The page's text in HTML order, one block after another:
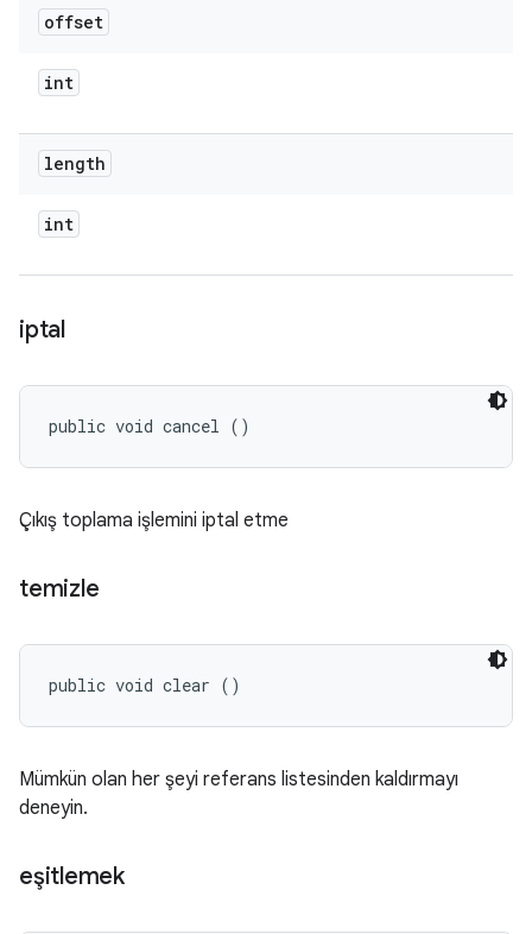
offset
int
length
int
iptal
public void cancel ()
Çıkış toplama işlemini iptal etme
temizle
public void clear ()
Mümkün olan her şeyi referans listesinden kaldırmayı
deneyin.
eşitlemek